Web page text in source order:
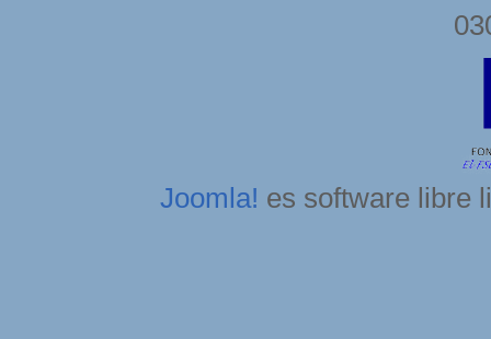
Joomla! es software libre